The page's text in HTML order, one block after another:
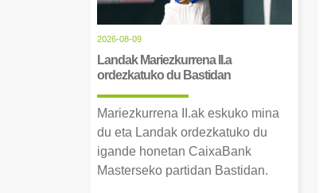
2026-08-09
Landak Mariezkurrena II.a
ordezkatuko du Bastidan
Mariezkurrena II.ak eskuko mina
du eta Landak ordezkatuko du
igande honetan CaixaBank
Masterseko partidan Bastidan.